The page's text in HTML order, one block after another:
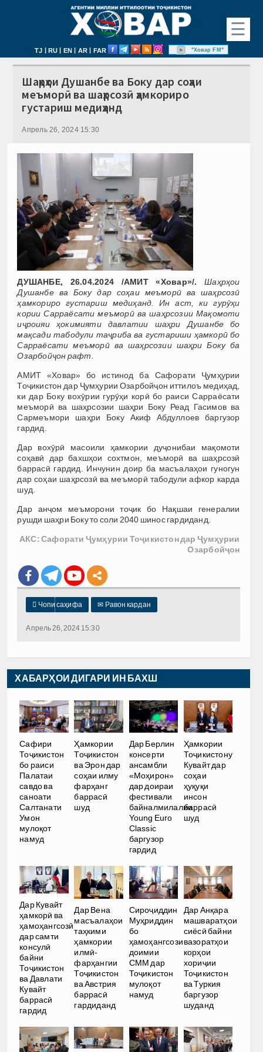
☰
TJ | RU | EN | AR | FAR "Ховар FM"
Шаҳрҳои Душанбе ва Боку дар соҳаи
меъморӣ ва шаҳрсозӣ ҳамкориро
густариш медиҳанд
Апрель 26, 2024 15:30
ДУШАНБЕ, 26.04.2024 /АМИТ «Ховар»/.
Шаҳрҳои
Душанбе ва Боку дар соҳаи меъморӣ ва шаҳрсозӣ
ҳамкориро густариш медиҳанд. Ин аст, ки гурӯҳи
кории Сарраёсати меъморӣ ва шаҳрсозии Мақомоти
иҷроияи ҳокимияти давлатии шаҳри Душанбе бо
мақсади табодули таҷриба ва густариши ҳамкорӣ бо
Сарраёсати меъморӣ ва шаҳрсозии шаҳри Боку ба
Озарбойҷон рафт.
АМИТ «Ховар» бо истинод ба Сафорати Ҷумҳурии
Тоҷикистон дар Ҷумҳурии Озарбойҷон иттилоъ медиҳад,
ки дар Боку вохӯрии гурӯҳи корӣ бо раиси Сарраёсати
меъморӣ ва шаҳрсозии шаҳри Боку Реад Гасимов ва
Сармеъмори шаҳри Боку Акиф Абдуллоев баргузор
гардид.
Дар вохӯрӣ масоили ҳамкории дуҷонибаи мақомоти
соҳавӣ дар бахшҳои сохтмон, меъморӣ ва шаҳрсозӣ
баррасӣ гардид. Инчунин доир ба масъалаҳои гуногун
дар соҳаи шаҳрсозӣ ва меъморӣ табодули афкор карда
шуд.
Дар анҷом меъморони тоҷик бо Нақшаи генералии
рушди шаҳри Боку то соли 2040 шинос гардиданд.
АКС: Сафорати Ҷумҳурии Тоҷикистон дар Ҷумҳурии
Озарбойҷон
 Чопи саҳифа ✉ Равон кардан
Апрель 26, 2024 15:30
ХАБАРҲОИ ДИГАРИ ИН БАХШ
Сафири
Тоҷикистон
бо раиси
Палатаи
савдо ва
саноати
Салтанати
Умон
мулоқот
намуд
Ҳамкории
Тоҷикистон
ва Эрон дар
соҳаи илму
фарҳанг
баррасӣ
шуд
Дар Берлин
консерти
ансамбли
«Моҳирон»
дар доираи
фестивали
байналмилалии
Young Euro
Classic
баргузор
гардид
Ҳамкории
Тоҷикистону
Кувайт дар
соҳаи
ҳуқуқи
инсон
баррасӣ
шуд
Дар Кувайт
ҳамкорӣ ва
ҳамоҳангсозӣ
дар самти
консулӣ
байни
Тоҷикистон
ва Давлати
Кувайт
баррасӣ
гардид
Дар Вена
масъалаҳои
таҳкими
ҳамкории
илмӣ-
фарҳангии
Тоҷикистон
ва Австрия
баррасӣ
гардиданд
Сироҷиддин
Муҳриддин
бо
ҳамоҳангсози
доимии
СММ дар
Тоҷикистон
мулоқот
намуд
Дар Анқара
машваратҳои
сиёсӣ байни
вазоратҳои
корҳои
хориҷии
Тоҷикистон
ва Туркия
баргузор
шуданд